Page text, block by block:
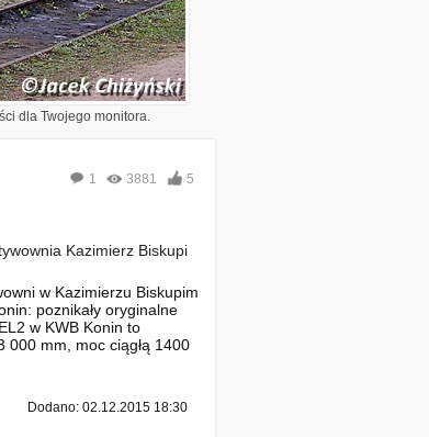
dla Twojego monitora.
1 3881 5
Kazimierz Biskupi
w Kazimierzu Biskupim
poznikały oryginalne
w KWB Konin to
000 mm, moc ciągłą 1400
Dodano: 02.12.2015 18:30